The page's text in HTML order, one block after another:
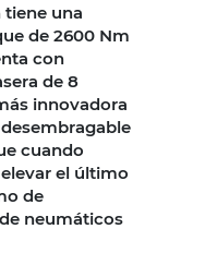
tiene una
de 2600 Nm
con
de 8
innovadora
cuando
el último
de
neumáticos